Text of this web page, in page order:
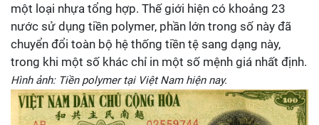
một loại nhựa tổng hợp. Thế giới hiện có khoảng 23
nước sử dụng tiền polymer, phần lớn trong số này đã
chuyển đổi toàn bộ hệ thống tiền tệ sang dạng này,
trong khi một số khác chỉ in một số mệnh giá nhất định.
Hình ảnh: Tiền polymer tại Việt Nam hiện nay.